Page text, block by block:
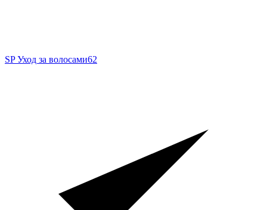
SP Уход за волосами62